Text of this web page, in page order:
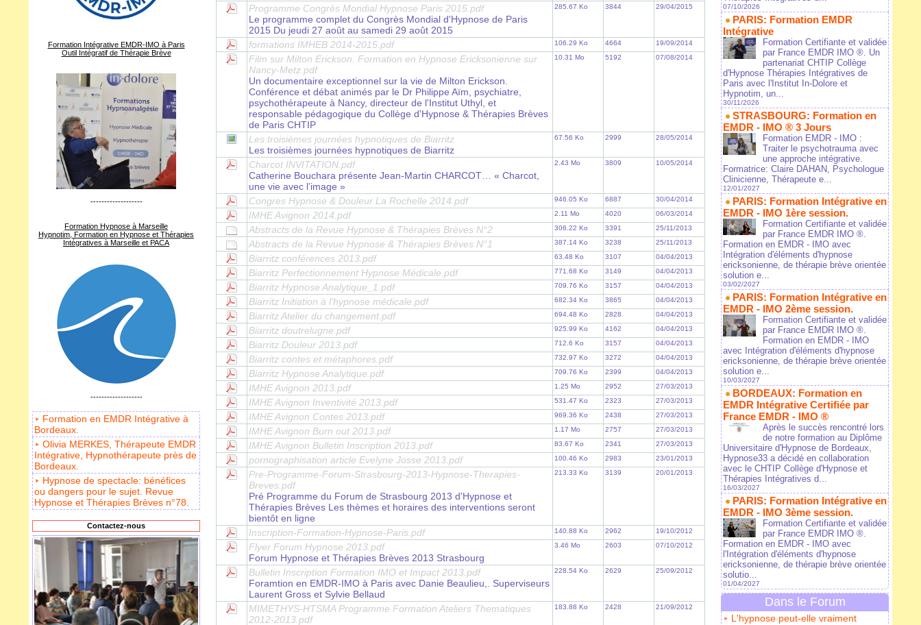
Formation Intégrative EMDR-IMO à Paris
Outil Intégratif de Thérapie Brève
-------------------
Formation Hypnose à Marseille
Hypnotim, Formation en Hypnose et Thérapies
Intégratives à Marseille et PACA
-------------------
Formation en EMDR Intégrative à
Bordeaux.
Olivia MERKES, Thérapeute EMDR
Intégrative, Hypnothérapeute près de
Bordeaux.
Hypnose de spectacle: bénéfices
ou dangers pour le sujet. Revue
Hypnose et Thérapies Brèves n°78.
Contactez-nous
Programme Congrès Mondial Hypnose Paris 2015.pdf
Le programme complet du Congrès Mondial d'Hypnose de Paris
2015 Du jeudi 27 août au samedi 29 août 2015
285.67 Ko 3844 29/04/2015
formations IMHEB 2014-2015.pdf 106.29 Ko 4664 19/09/2014
Film sur Milton Erickson. Formation en Hypnose Ericksonienne sur
Nancy-Metz.pdf
Un documentaire exceptionnel sur la vie de Milton Erickson.
Conférence et débat animés par le Dr Philippe Aïm, psychiatre,
psychothérapeute à Nancy, directeur de l'Institut Uthyl, et
responsable pédagogique du Collège d'Hypnose & Thérapies Brèves
de Paris CHTIP
10.31 Mo 5192 07/08/2014
Les troisièmes journées hypnotiques de Biarritz
Les troisièmes journées hypnotiques de Biarritz
67.56 Ko 2999 28/05/2014
Charcot INVITATION.pdf
Catherine Bouchara présente Jean-Martin CHARCOT… « Charcot,
une vie avec l’image »
2.43 Mo 3809 10/05/2014
Congres Hypnose & Douleur La Rochelle 2014.pdf 946.05 Ko 6887 30/04/2014
IMHE Avignon 2014.pdf 2.11 Mo 4020 06/03/2014
Abstracts de la Revue Hypnose & Thérapies Brèves N°2 306.22 Ko 3391 25/11/2013
Abstracts de la Revue Hypnose & Thérapies Brèves N°1 387.14 Ko 3238 25/11/2013
Biarritz conférences 2013.pdf 63.48 Ko 3107 04/04/2013
Biarritz Perfectionnement Hypnose Médicale.pdf 771.68 Ko 3149 04/04/2013
Biarritz Hypnose Analytique_1.pdf 709.76 Ko 3157 04/04/2013
Biarritz Initiation à l'hypnose médicale.pdf 682.34 Ko 3865 04/04/2013
Biarritz Atelier du changement.pdf 694.48 Ko 2828 04/04/2013
Biarritz doutrelugne.pdf 925.99 Ko 4162 04/04/2013
Biarritz Douleur 2013.pdf 712.6 Ko 3157 04/04/2013
Biarritz contes et métaphores.pdf 732.97 Ko 3272 04/04/2013
Biarritz Hypnose Analytique.pdf 709.76 Ko 2399 04/04/2013
IMHE Avignon 2013.pdf 1.25 Mo 2952 27/03/2013
IMHE Avignon Inventivité 2013.pdf 531.47 Ko 2323 27/03/2013
IMHE Avignon Contes 2013.pdf 969.36 Ko 2438 27/03/2013
IMHE Avignon Burn out 2013.pdf 1.17 Mo 2757 27/03/2013
IMHE Avignon Bulletin Inscription 2013.pdf 83.67 Ko 2341 27/03/2013
pornographisation article Evelyne Josse 2013.pdf 100.46 Ko 2983 23/01/2013
Pre-Programme-Forum-Strasbourg-2013-Hypnose-Therapies-
Breves.pdf
Pré Programme du Forum de Strasbourg 2013 d'Hypnose et
Thérapies Brèves Les thèmes et horaires des interventions seront
bientôt en ligne
213.33 Ko 3139 20/01/2013
Inscription-Formation-Hypnose-Paris.pdf 140.88 Ko 2962 19/10/2012
Flyer Forum Hypnose 2013.pdf
Forum Hypnose et Thérapies Brèves 2013 Strasbourg
3.46 Mo 2603 07/10/2012
Bulletin Inscription Formation IMO et Impact 2013.pdf
Foramtion en EMDR-IMO à Paris avec Danie Beaulieu,. Superviseurs
Laurent Gross et Sylvie Bellaud
228.54 Ko 2629 25/09/2012
MIMETHYS-HTSMA Programme Formation Ateliers Thematiques
2012-2013.pdf
183.88 Ko 2428 21/09/2012
07/10/2026
PARIS: Formation EMDR
Intégrative
Formation Certifiante et validée
par France EMDR IMO ®. Un
partenariat CHTIP Collège
d'Hypnose Thérapies Intégratives de
Paris avec l'Institut In-Dolore et
Hypnotim, un...
30/11/2026
STRASBOURG: Formation en
EMDR - IMO ® 3 Jours
Formation EMDR - IMO :
Traiter le psychotrauma avec
une approche intégrative.
Formatrice: Claire DAHAN, Psychologue
Clinicienne, Thérapeute e...
12/01/2027
PARIS: Formation Intégrative en
EMDR - IMO 1ère session.
Formation Certifiante et validée
par France EMDR IMO ®.
Formation en EMDR - IMO avec
Intégration d'éléments d'hypnose
ericksonienne, de thérapie brève orientée
solution e...
03/02/2027
PARIS: Formation Intégrative en
EMDR - IMO 2ème session.
Formation Certifiante et validée
par France EMDR IMO ®.
Formation en EMDR - IMO
avec Intégration d'éléments d'hypnose
ericksonienne, de thérapie brève orientée
solution e...
10/03/2027
BORDEAUX: Formation en
EMDR Intégrative Certifiée par
France EMDR - IMO ®
Après le succès rencontré lors
de notre formation au Diplôme
Universitaire d'Hypnose de Bordeaux,
Hypnose33 a décidé en collaboration
avec le CHTIP Collège d'Hypnose et
Thérapies Intégratives d...
16/03/2027
PARIS: Formation Intégrative en
EMDR - IMO 3ème session.
Formation Certifiante et validée
par France EMDR IMO ®.
Formation en EMDR - IMO avec
l'Intégration d'éléments d'hypnose
ericksonienne, de thérapie brève orientée
solutio...
01/04/2027
Dans le Forum
L'hypnose peut-elle vraiment